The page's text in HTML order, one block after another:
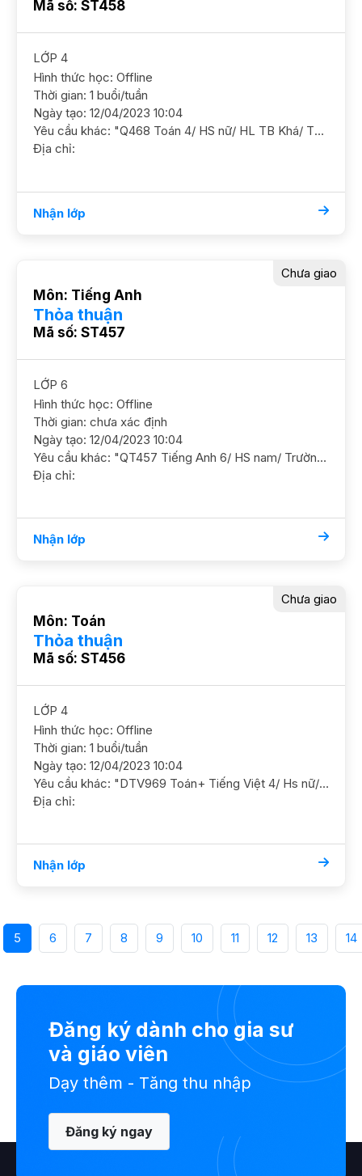
Mã số: ST458
LỚP 4
Hình thức học: Offline
Thời gian: 1 buổi/tuần
Ngày tạo: 12/04/2023 10:04
Yêu cầu khác: "Q468 Toán 4/ HS nữ/ HL TB Khá/ TH Quang Trung GS nữ. ĐC ngõ chợ Khâm Thiên, Đống Đa"
Địa chỉ:
Nhận lớp
Môn: Tiếng Anh
Thỏa thuận
Mã số: ST457
Chưa giao
LỚP 6
Hình thức học: Offline
Thời gian: chưa xác định
Ngày tạo: 12/04/2023 10:04
Yêu cầu khác: "QT457 Tiếng Anh 6/ HS nam/ Trường công/ HL TB Khá Cần học chắc ngữ pháp cơ bản và ôn luyện thêm ĐC 97 Khương Trung, Thanh Xuân. GS nam nữ ok"
Địa chỉ:
Nhận lớp
Môn: Toán
Thỏa thuận
Mã số: ST456
Chưa giao
LỚP 4
Hình thức học: Offline
Thời gian: 1 buổi/tuần
Ngày tạo: 12/04/2023 10:04
Yêu cầu khác: "DTV969 Toán+ Tiếng Việt 4/ Hs nữ/ HL TBK Dạy tại nhà ĐC Lương Đình Của YC GS nữ, SP"
Địa chỉ:
Nhận lớp
5 6 7 8 9 10 11 12 13 14
Đăng ký dành cho gia sư
và giáo viên
Dạy thêm - Tăng thu nhập
Đăng ký ngay